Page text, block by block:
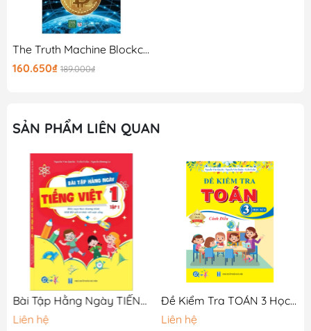
The Truth Machine Blockchain Và Tương Lai Của Tiền Tệ
160.650₫ 189.000₫
SẢN PHẨM LIÊN QUAN
Bài Tập Hằng Ngày TIẾNG VIỆT 1 - Tập 1 - Cánh Diều
Liên hệ
Đề Kiểm Tra TOÁN 3 Học Kì 1
Liên hệ